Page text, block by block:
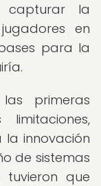
capturar la
en
para la
primeras
innovación
de sistemas
tuvieron que